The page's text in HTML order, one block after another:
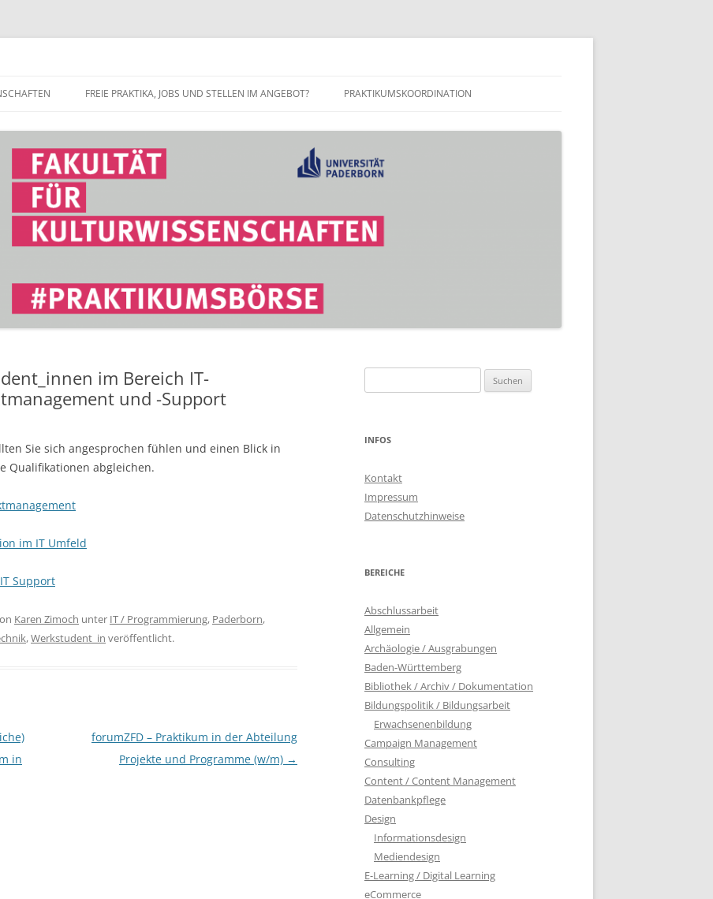
FREIE PRAKTIKA, JOBS UND STELLEN IM ANGEBOT? PRAKTIKUMSKOORDINATION
im Bereich IT-
und -Support
Sie sich angesprochen fühlen und einen Blick in
Qualifikationen abgleichen.
im IT Umfeld
Support
Karen Zimoch unter IT / Programmierung, Paderborn,
,Werkstudent_in veröffentlicht.
in
forumZFD – Praktikum in der Abteilung
Projekte und Programme (w/m) →
nach:
INFOS
Kontakt
Impressum
Datenschutzhinweise
BEREICHE
Abschlussarbeit
Allgemein
Archäologie / Ausgrabungen
Baden-Württemberg
Bibliothek / Archiv / Dokumentation
Bildungspolitik / Bildungsarbeit
Erwachsenenbildung
Campaign Management
Consulting
Content / Content Management
Datenbankpflege
Design
Informationsdesign
Mediendesign
E-Learning / Digital Learning
eCommerce